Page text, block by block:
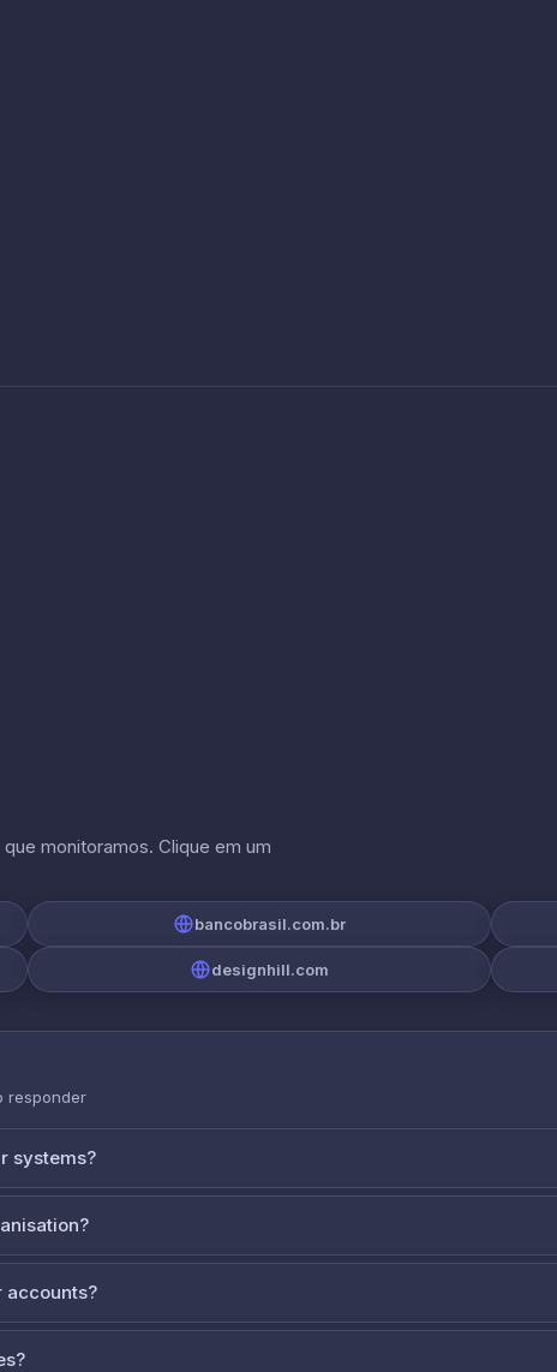
monitoramos. Clique em um
bancobrasil.com.br
designhill.com
responder
systems?
accounts?